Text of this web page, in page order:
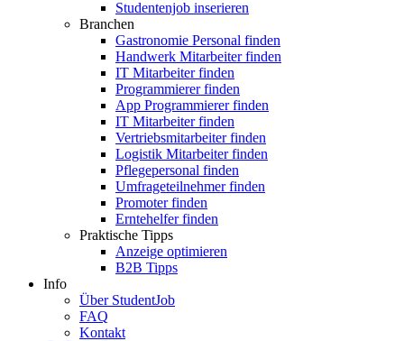
Studentenjob inserieren
Branchen
Gastronomie Personal finden
Handwerk Mitarbeiter finden
IT Mitarbeiter finden
Programmierer finden
App Programmierer finden
IT Mitarbeiter finden
Vertriebsmitarbeiter finden
Logistik Mitarbeiter finden
Pflegepersonal finden
Umfrageteilnehmer finden
Promoter finden
Erntehelfer finden
Praktische Tipps
Anzeige optimieren
B2B Tipps
Info
Über StudentJob
FAQ
Kontakt